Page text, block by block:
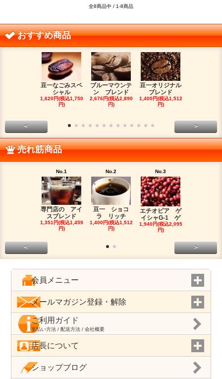
全8商品中 / 1-8商品
おすすめ商品
豆一なごみスペ
シャル
1,620円(税込1,750
円)
ブルーマウンテ
ン ブレンド
2,676円(税込2,890
円)
豆一オリジナル
ブレンド
1,400円(税込1,512
円)
< >
売れ筋商品
No.1
専門店の アイ
スブレンド
1,351円(税込1,459
円)
No.2
豆一 ショコ
ラ リッチ
1,400円(税込1,512
円)
No.3
エチオピア ゲ
イシャG-1 ゲ
1,940円(税込2,095
円)
< >
会員メニュー
メールマガジン登録・解除
ご利用ガイド
支払い方法 / 配送方法 / 会社概要
店長について
ショップブログ